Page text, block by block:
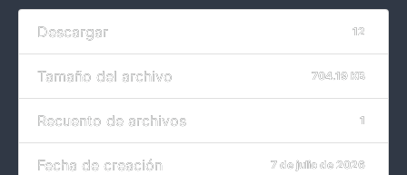
Descargar 12
Tamaño del archivo 704.19 KB
Recuento de archivos 1
Fecha de creación 7 de julio de 2026